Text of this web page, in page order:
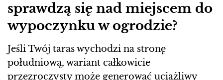
sprawdzą się nad miejscem do
wypoczynku w ogrodzie?
Jeśli Twój taras wychodzi na stronę
południową, wariant całkowicie
przezroczysty może generować uciążliwy